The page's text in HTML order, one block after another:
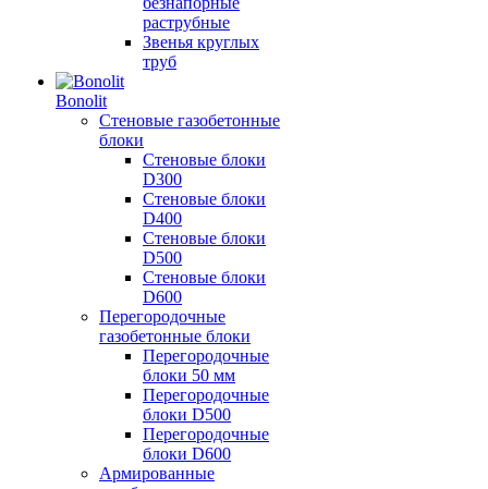
раструбные
Звенья круглых
труб
Bonolit
Стеновые газобетонные
блоки
Стеновые блоки
D300
Стеновые блоки
D400
Стеновые блоки
D500
Стеновые блоки
D600
Перегородочные
газобетонные блоки
Перегородочные
блоки 50 мм
Перегородочные
блоки D500
Перегородочные
блоки D600
Армированные